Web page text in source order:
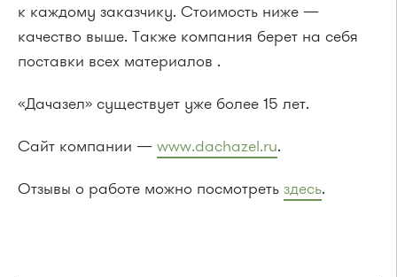
к каждому заказчику. Стоимость ниже —
качество выше. Также компания берет на себя
поставки всех материалов .
«Дачазел» существует уже более 15 лет.
Сайт компании — www.dachazel.ru.
Отзывы о работе можно посмотреть здесь.